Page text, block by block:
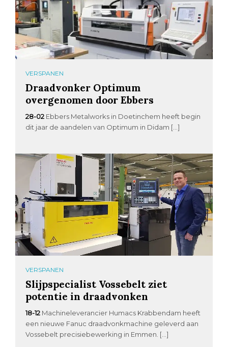
VERSPANEN
Draadvonker Optimum
overgenomen door Ebbers
28-02 Ebbers Metalworks in Doetinchem heeft begin
dit jaar de aandelen van Optimum in Didam […]
VERSPANEN
Slijpspecialist Vossebelt ziet
potentie in draadvonken
18-12 Machineleverancier Humacs Krabbendam heeft
een nieuwe Fanuc draadvonkmachine geleverd aan
Vossebelt precisiebewerking in Emmen. […]